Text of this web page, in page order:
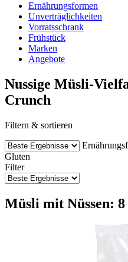
Ernährungsformen
Unverträglichkeiten
Vorratsschrank
Frühstück
Marken
Angebote
Nussige Müsli-
Crunch
Filtern & sortieren
Gluten
Filter
Müsli mit Nüssen: